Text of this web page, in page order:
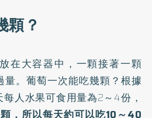
顆？
在大容器中，一顆接著一顆
量。葡萄一次能吃幾顆？根據
人水果可食用量為2～4份，
，所以每天約可以吃10～40